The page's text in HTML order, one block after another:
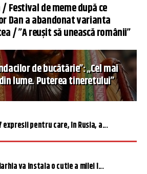
/ Festival de meme după ce
Dan a abandonat varianta
/ ”A reușit să unească românii”
de bucătărie”: „Cel mai
lume. Puterea tineretului”
expresii pentru care, în Rusia, a...
va instala o cutie a milei î...